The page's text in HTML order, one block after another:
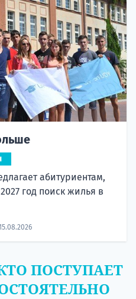
абитуриентам,
год поиск жилья в
ПОСТУПАЕТ